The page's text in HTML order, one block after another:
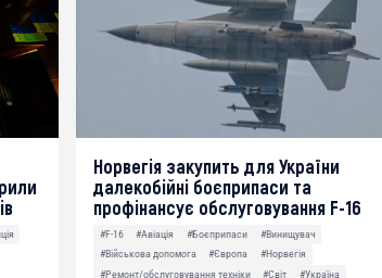
Норвегія закупить для України
далекобійні боєприпаси та
профінансує обслуговування F-16
#F-16 #Авіація #Боєприпаси
#Винищувач
#Військова допомога
#Європа
#Норвегія
#Ремонт/обслуговування техніки
#Світ #Україна